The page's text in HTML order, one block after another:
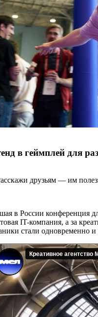
в геймплей для
друзьям — им
в России конференция
IT-компания, а за
стали одновременно